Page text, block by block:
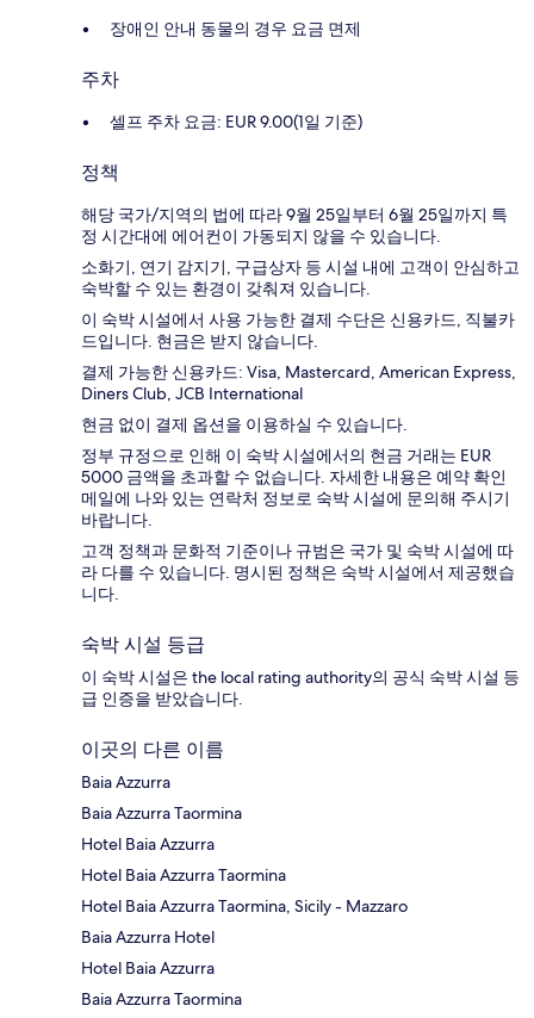
장애인 안내 동물의 경우 요금 면제
주차
셀프 주차 요금: EUR 9.00(1일 기준)
정책
해당 국가/지역의 법에 따라 9월 25일부터 6월 25일까지 특
정 시간대에 에어컨이 가동되지 않을 수 있습니다.
소화기, 연기 감지기, 구급상자 등 시설 내에 고객이 안심하고
숙박할 수 있는 환경이 갖춰져 있습니다.
이 숙박 시설에서 사용 가능한 결제 수단은 신용카드, 직불카
드입니다. 현금은 받지 않습니다.
결제 가능한 신용카드: Visa, Mastercard, American Express,
Diners Club, JCB International
현금 없이 결제 옵션을 이용하실 수 있습니다.
정부 규정으로 인해 이 숙박 시설에서의 현금 거래는 EUR
5000 금액을 초과할 수 없습니다. 자세한 내용은 예약 확인
메일에 나와 있는 연락처 정보로 숙박 시설에 문의해 주시기
바랍니다.
고객 정책과 문화적 기준이나 규범은 국가 및 숙박 시설에 따
라 다를 수 있습니다. 명시된 정책은 숙박 시설에서 제공했습
니다.
숙박 시설 등급
이 숙박 시설은 the local rating authority의 공식 숙박 시설 등
급 인증을 받았습니다.
이곳의 다른 이름
Baia Azzurra
Baia Azzurra Taormina
Hotel Baia Azzurra
Hotel Baia Azzurra Taormina
Hotel Baia Azzurra Taormina, Sicily - Mazzaro
Baia Azzurra Hotel
Hotel Baia Azzurra
Baia Azzurra Taormina